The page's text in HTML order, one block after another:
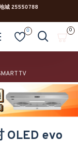
城 25550788
0 0
TV
OLED evo